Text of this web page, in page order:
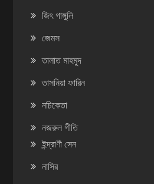
জিৎ গাঙ্গুলি
জেমস
তালাত মাহমুদ
তাসনিয়া ফারিন
নচিকেতা
নজরুল গীতি
ইন্দ্রাণী সেন
নাসির